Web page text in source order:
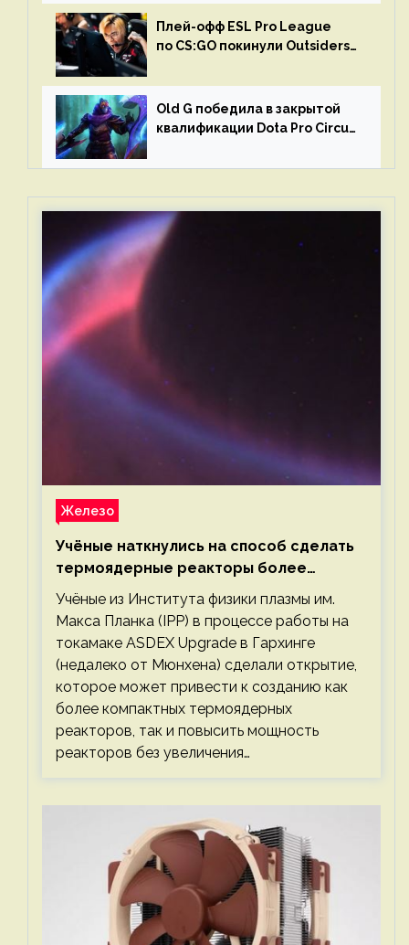
Плей-офф ESL Pro League
по CS:GO покинули Outsiders
Old G победила в закрытой
квалификации Dota Pro Circuit
Железо
Учёные наткнулись на способ сделать
термоядерные реакторы более
компактными или мощными
Учёные из Института физики плазмы им.
Макса Планка (IPP) в процессе работы на
токамаке ASDEX Upgrade в Гархинге
(недалеко от Мюнхена) сделали открытие,
которое может привести к созданию как
более компактных термоядерных
реакторов, так и повысить мощность
реакторов без увеличения…